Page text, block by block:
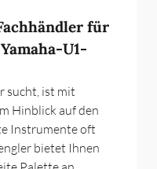
für
U1-
sucht, ist mit
Hinblick auf den
Instrumente oft
bietet Ihnen